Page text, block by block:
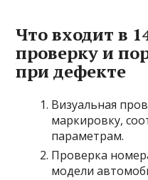
Что входит в
проверку и
при дефекте
Визуальная
маркировку,
параметрам.
Проверка
модели